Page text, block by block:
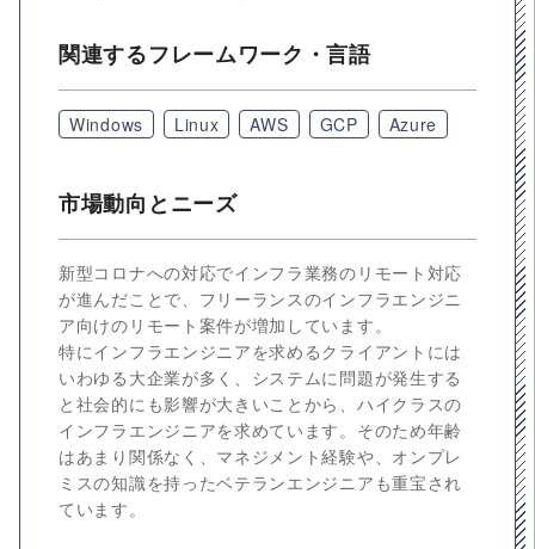
関連するフレームワーク・言語
Windows Linux AWS GCP Azure
市場動向とニーズ
新型コロナへの対応でインフラ業務のリモート対応
が進んだことで、フリーランスのインフラエンジニ
ア向けのリモート案件が増加しています。
特にインフラエンジニアを求めるクライアントには
いわゆる大企業が多く、システムに問題が発生する
と社会的にも影響が大きいことから、ハイクラスの
インフラエンジニアを求めています。そのため年齢
はあまり関係なく、マネジメント経験や、オンプレ
ミスの知識を持ったベテランエンジニアも重宝され
ています。